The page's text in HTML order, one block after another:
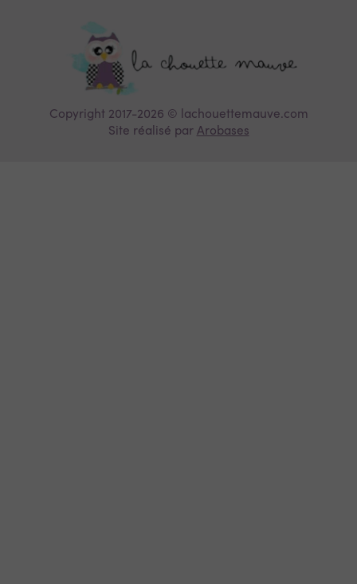
Copyright 2017-2026 © lachouettemauve.com
Site réalisé par Arobases